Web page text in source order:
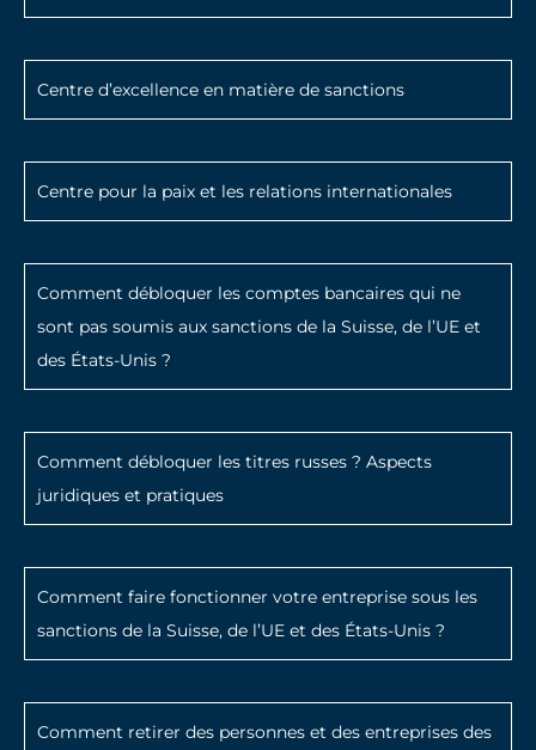
Centre d’excellence en matière de sanctions
Centre pour la paix et les relations internationales
Comment débloquer les comptes bancaires qui ne
sont pas soumis aux sanctions de la Suisse, de l’UE et
des États-Unis ?
Comment débloquer les titres russes ? Aspects
juridiques et pratiques
Comment faire fonctionner votre entreprise sous les
sanctions de la Suisse, de l’UE et des États-Unis ?
Comment retirer des personnes et des entreprises des